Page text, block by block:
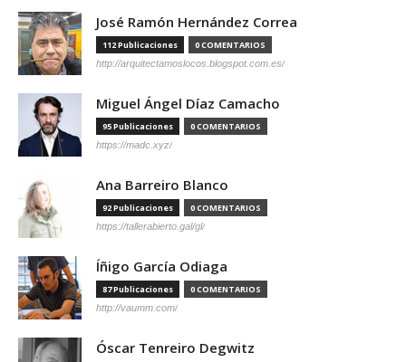
José Ramón Hernández Correa
112 Publicaciones 0 COMENTARIOS
http://arquitectamoslocos.blogspot.com.es/
Miguel Ángel Díaz Camacho
95 Publicaciones 0 COMENTARIOS
https://madc.xyz/
Ana Barreiro Blanco
92 Publicaciones 0 COMENTARIOS
https://tallerabierto.gal/gl/
Íñigo García Odiaga
87 Publicaciones 0 COMENTARIOS
http://vaumm.com/
Óscar Tenreiro Degwitz